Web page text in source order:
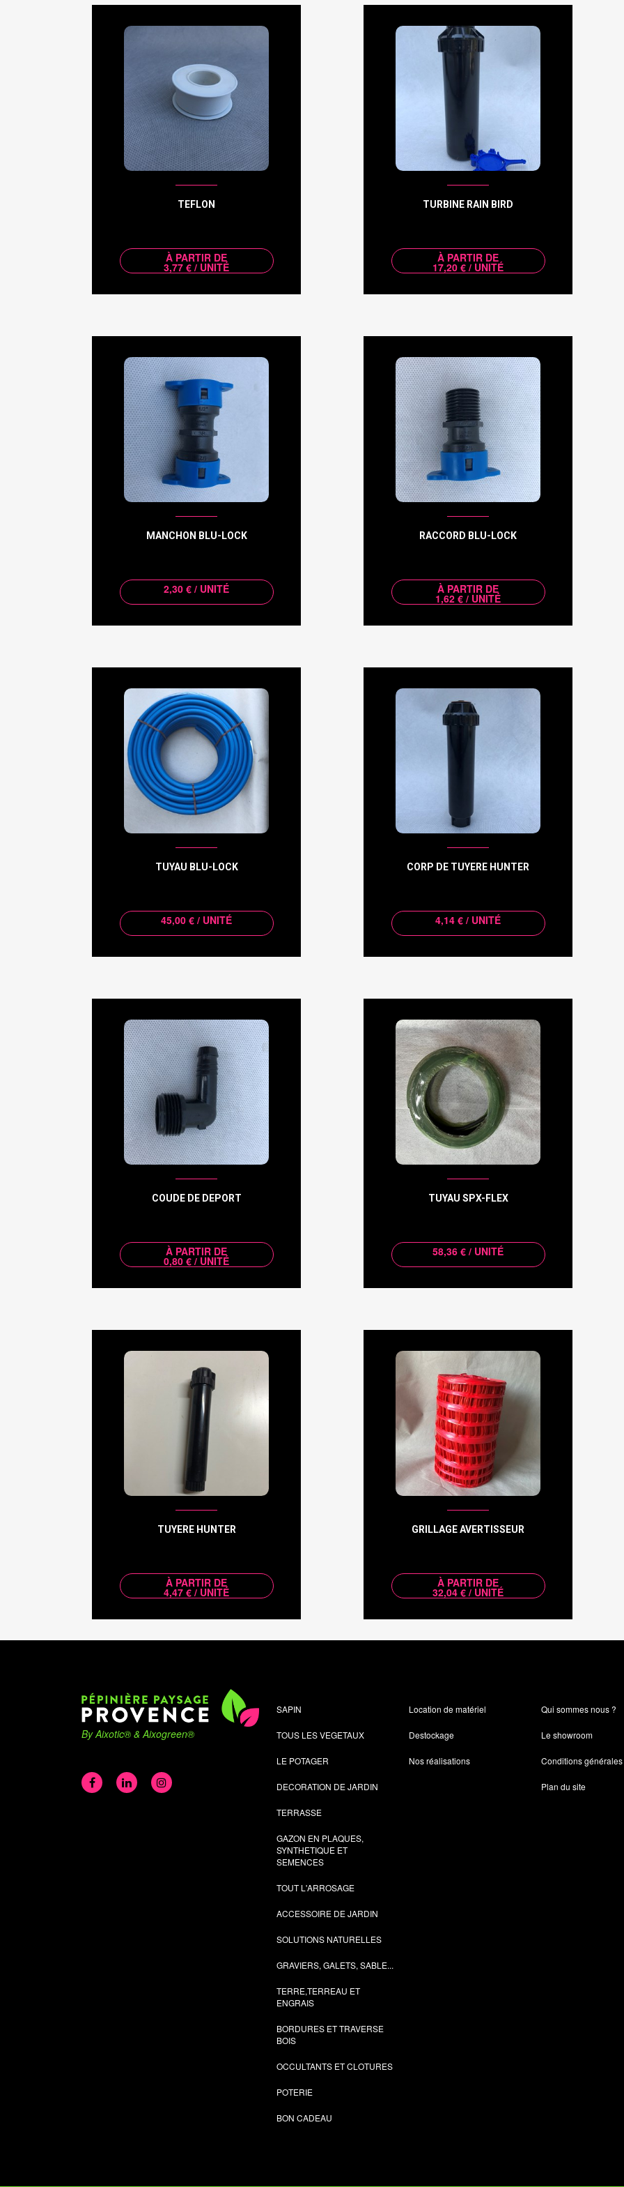
TEFLON
À PARTIR DE
3,77 € / UNITÉ
TURBINE RAIN BIRD
À PARTIR DE
17,20 € / UNITÉ
MANCHON BLU-LOCK
2,30 € / UNITÉ
RACCORD BLU-LOCK
À PARTIR DE
1,62 € / UNITÉ
TUYAU BLU-LOCK
45,00 € / UNITÉ
CORP DE TUYERE HUNTER
4,14 € / UNITÉ
COUDE DE DEPORT
À PARTIR DE
0,80 € / UNITÉ
TUYAU SPX-FLEX
58,36 € / UNITÉ
TUYERE HUNTER
À PARTIR DE
4,47 € / UNITÉ
GRILLAGE AVERTISSEUR
À PARTIR DE
32,04 € / UNITÉ
By Aixotic® & Aixogreen®
SAPIN
TOUS LES VEGETAUX
LE POTAGER
DECORATION DE JARDIN
TERRASSE
GAZON EN PLAQUES,
SYNTHETIQUE ET
SEMENCES
TOUT L'ARROSAGE
ACCESSOIRE DE JARDIN
SOLUTIONS NATURELLES
GRAVIERS, GALETS, SABLE...
TERRE,TERREAU ET
ENGRAIS
BORDURES ET TRAVERSE
BOIS
OCCULTANTS ET CLOTURES
POTERIE
BON CADEAU
Location de matériel
Destockage
Nos réalisations
Qui sommes nous ?
Le showroom
Conditions
Plan du site